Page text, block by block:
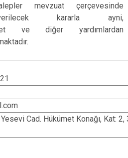
mevzuat çerçevesinde
verilecek kararla ayni,
ve diğer yardımlardan
Cad. Hükümet Konağı, Kat: